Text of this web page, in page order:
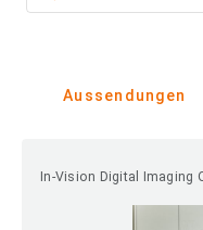
Aussendungen
In-Vision Digital Imaging